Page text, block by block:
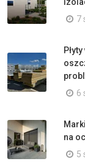
7
6
na
5